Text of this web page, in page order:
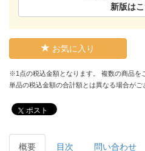
新版は
お気に入り
※1点の税込金額となります。 複数の商品を
単品の税込金額の合計額とは異なる場合がご
ポスト
概要 目次 問い合わせ